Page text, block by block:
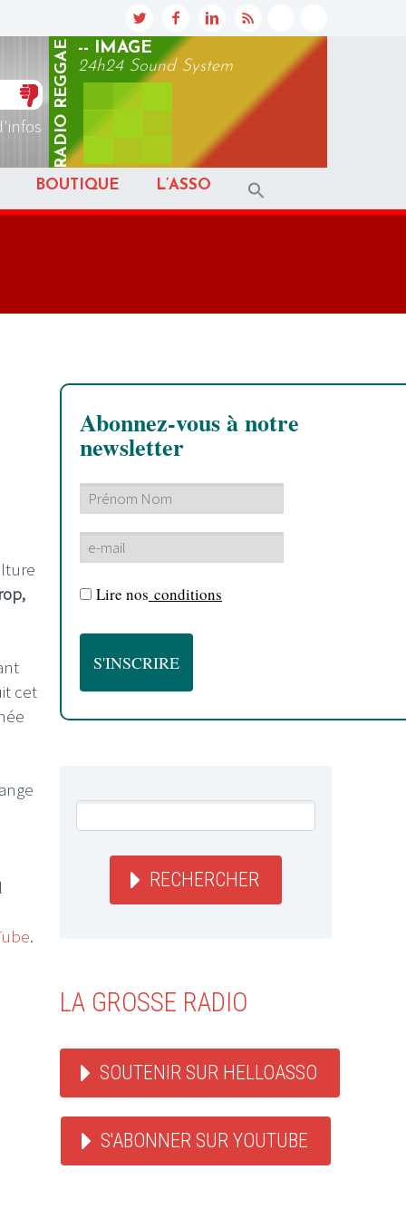
RADIO
REGGAE
-- IMAGE
24h24 Sound System
BOUTIQUE L’ASSO
cet
.
Abonnez-vous à notre
newsletter
Lire nos conditions
RECHERCHER
LA GROSSE RADIO
SOUTENIR SUR HELLOASSO
S'ABONNER SUR YOUTUBE